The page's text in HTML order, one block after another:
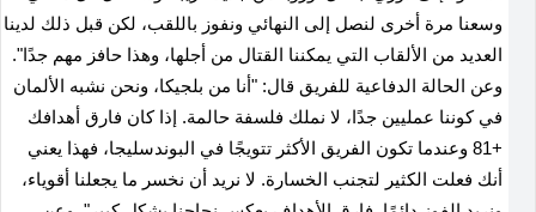
وسعنا مرة أخرى لنصل إلى النهائي ونفوز باللقب، لكن قبل ذلك لدينا
العديد من الألقاب التي يمكننا القتال من أجلها، وهذا حافز مهم جدًا".
وعن الحالة الدفاعية للفريق قال: "أنا من بلجيكا، ونحن نشبه الألمان
في كوننا عمليين جدًا، لا نملك فلسفة حالمة. إذا كان فارق أهدافك
+81 وعندما تكون الفريق الأكثر تتويجًا في البوندسليجا، فهذا يعني
أنك فعلت الكثير لتجنب الخسارة. لا نريد أن نخسر ما يجعلنا أقوياء،